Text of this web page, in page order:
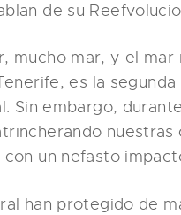
de su
mucho mar, y el
es la
Sin embargo,
un nefasto
han protegido de